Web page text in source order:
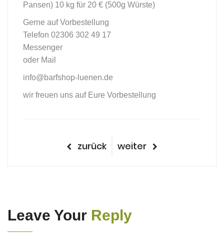
Pansen) 10 kg für 20 € (500g Würste)
Gerne auf Vorbestellung
Telefon 02306 302 49 17
Messenger
oder Mail
info@barfshop-luenen.de
wir freuen uns auf Eure Vorbestellung
Beitragsnavigation
vorheriger
zurück
nächster
weiter
Leave Your Reply